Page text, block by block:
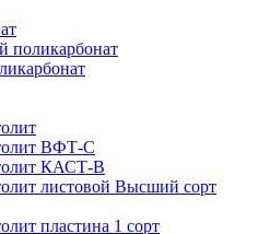
поликарбонат
ВФТ-С
КАСТ-В
листовой Высший сорт
пластина 1 сорт